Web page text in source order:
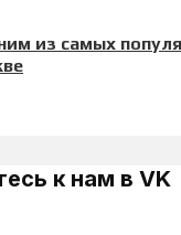
из самых
к нам в VK